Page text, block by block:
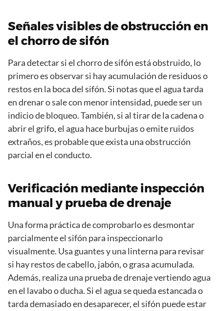
Señales visibles de obstrucción en
el chorro de sifón
Para detectar si el chorro de sifón está obstruido, lo
primero es observar si hay acumulación de residuos o
restos en la boca del sifón. Si notas que el agua tarda
en drenar o sale con menor intensidad, puede ser un
indicio de bloqueo. También, si al tirar de la cadena o
abrir el grifo, el agua hace burbujas o emite ruidos
extraños, es probable que exista una obstrucción
parcial en el conducto.
Verificación mediante inspección
manual y prueba de drenaje
Una forma práctica de comprobarlo es desmontar
parcialmente el sifón para inspeccionarlo
visualmente. Usa guantes y una linterna para revisar
si hay restos de cabello, jabón, o grasa acumulada.
Además, realiza una prueba de drenaje vertiendo agua
en el lavabo o ducha. Si el agua se queda estancada o
tarda demasiado en desaparecer, el sifón puede estar